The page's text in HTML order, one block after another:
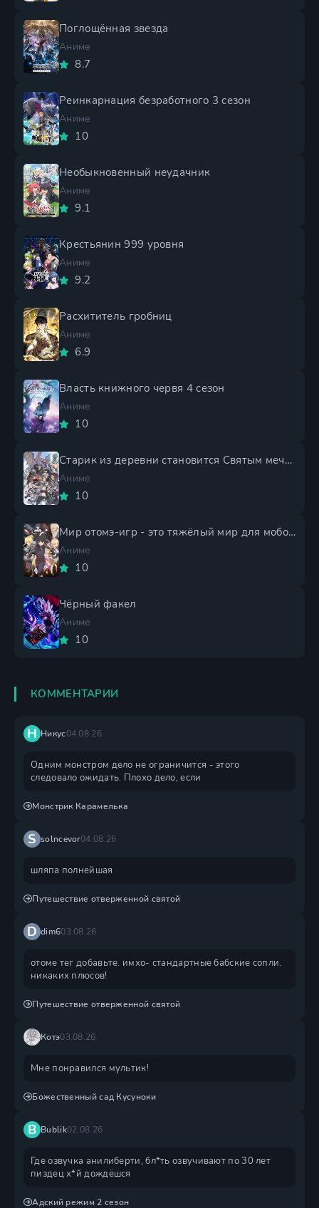
Поглощённая звезда
Аниме
8.7
Реинкарнация безработного 3 сезон
Аниме
10
Необыкновенный неудачник
Аниме
9.1
Крестьянин 999 уровня
Аниме
9.2
Расхититель гробниц
Аниме
6.9
Власть книжного червя 4 сезон
Аниме
10
Старик из деревни становится Святым мечом 2 сезон
Аниме
10
Мир отомэ-игр - это тяжёлый мир для мобов 2 сезон
Аниме
10
Чёрный факел
Аниме
10
КОММЕНТАРИИ
Н Никус04.08.26
Одним монстром дело не ограничится - этого
следовало ожидать. Плохо дело, если
Монстрик Карамелька
S solncevor04.08.26
шляпа полнейшая
Путешествие отверженной святой
D dim603.08.26
отоме тег добавьте. имхо- стандартные бабские сопли.
никаких плюсов!
Путешествие отверженной святой
Котэ03.08.26
Мне понравился мультик!
Божественный сад Кусуноки
B Bublik02.08.26
Где озвучка анилиберти, бл*ть озвучивают по 30 лет
пиздец х*й дождëшся
Адский режим 2 сезон